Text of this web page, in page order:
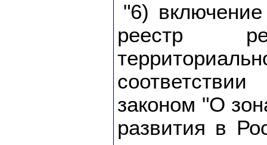
"6)
реестр
законом "О
развития в